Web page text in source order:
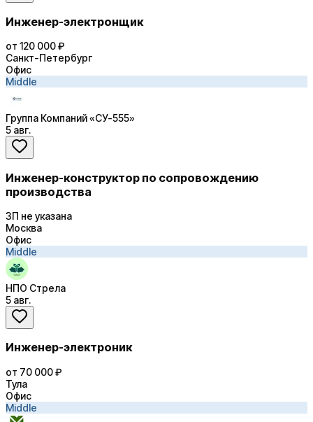
Инженер-электронщик
от 120 000 ₽
Санкт-Петербург
Офис
Middle
Группа Компаний «СУ-555»
5 авг.
Инженер-конструктор по сопровождению
производства
ЗП не указана
Москва
Офис
Middle
НПО Стрела
5 авг.
Инженер-электроник
от 70 000 ₽
Тула
Офис
Middle